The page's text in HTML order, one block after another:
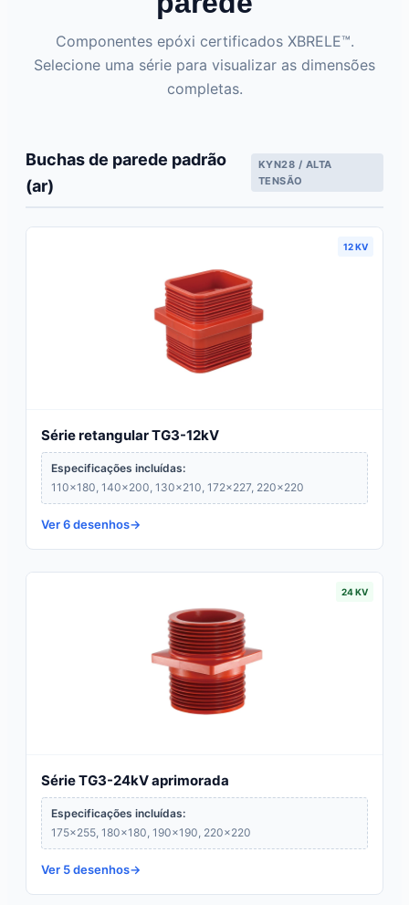
Componentes epóxi certificados XBRELE™.
Selecione uma série para visualizar as dimensões
completas.
Buchas de parede padrão
(ar)
KYN28 / ALTA
TENSÃO
12 KV
Série retangular TG3-12kV
Especificações incluídas:
110×180, 140×200, 130×210, 172×227, 220×220
Ver 6 desenhos
24 KV
Série TG3-24kV aprimorada
Especificações incluídas:
175×255, 180×180, 190×190, 220×220
Ver 5 desenhos